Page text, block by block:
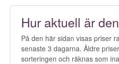
Hur aktuell är
På den här sidan visas priser
senaste 3 dagarna. Äldre
sorteringen och räknas som